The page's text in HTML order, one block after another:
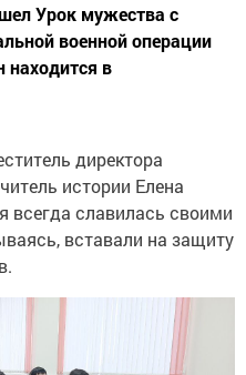
Урок мужества с
военной операции
находится в
директора
истории Елена
всегда славилась своими
вставали на защиту